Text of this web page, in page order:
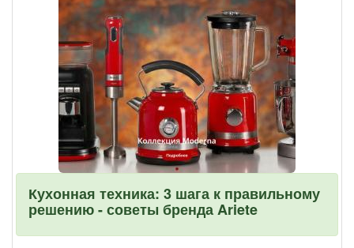
Кухонная техника: 3 шага к правильному
решению - советы бренда Ariete